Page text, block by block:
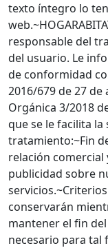
texto íntegro lo
responsable del
del usuario. Le
de conformidad
2016/679 de 27 de
Orgánica 3/2018
que se le facilita
tratamiento:~Fin
relación comercial
publicidad sobre
conservarán
mantener el fin
necesario para tal